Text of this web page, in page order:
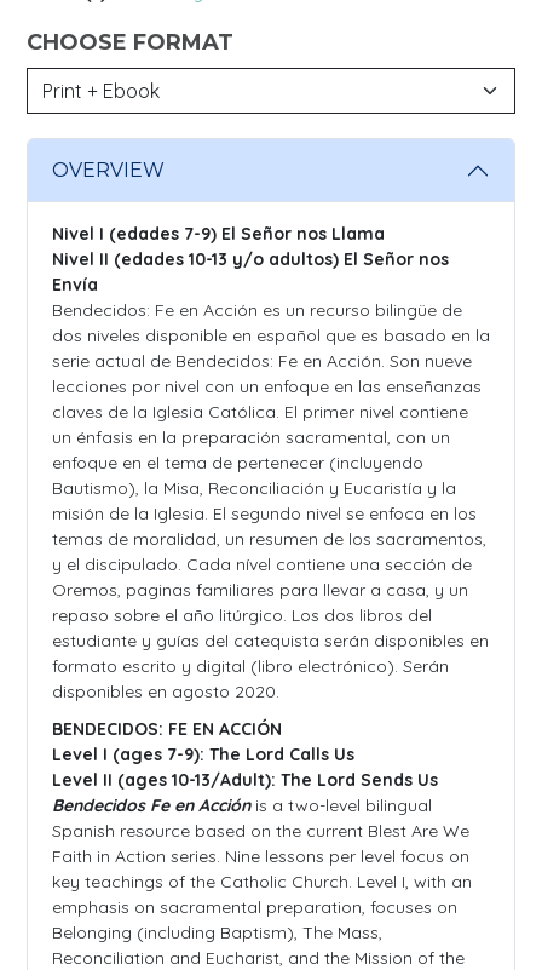
CHOOSE FORMAT
OVERVIEW
Nivel I (edades 7-9) El Señor nos Llama
Nivel II (edades 10-13 y/o adultos) El Señor nos
Envía
Bendecidos: Fe en Acción es un recurso bilingüe de
dos niveles disponible en español que es basado en la
serie actual de Bendecidos: Fe en Acción. Son nueve
lecciones por nivel con un enfoque en las enseñanzas
claves de la Iglesia Católica. El primer nivel contiene
un énfasis en la preparación sacramental, con un
enfoque en el tema de pertenecer (incluyendo
Bautismo), la Misa, Reconciliación y Eucaristía y la
misión de la Iglesia. El segundo nivel se enfoca en los
temas de moralidad, un resumen de los sacramentos,
y el discipulado. Cada nível contiene una sección de
Oremos, paginas familiares para llevar a casa, y un
repaso sobre el año litúrgico. Los dos libros del
estudiante y guías del catequista serán disponibles en
formato escrito y digital (libro electrónico). Serán
disponibles en agosto 2020.
BENDECIDOS: FE EN ACCIÓN
Level I (ages 7-9): The Lord Calls Us
Level II (ages 10-13/Adult): The Lord Sends Us
Bendecidos Fe en Acciónis a two-level bilingual
Spanish resource based on the current Blest Are We
Faith in Action series. Nine lessons per level focus on
key teachings of the Catholic Church. Level I, with an
emphasis on sacramental preparation, focuses on
Belonging (including Baptism), The Mass,
Reconciliation and Eucharist, and the Mission of the